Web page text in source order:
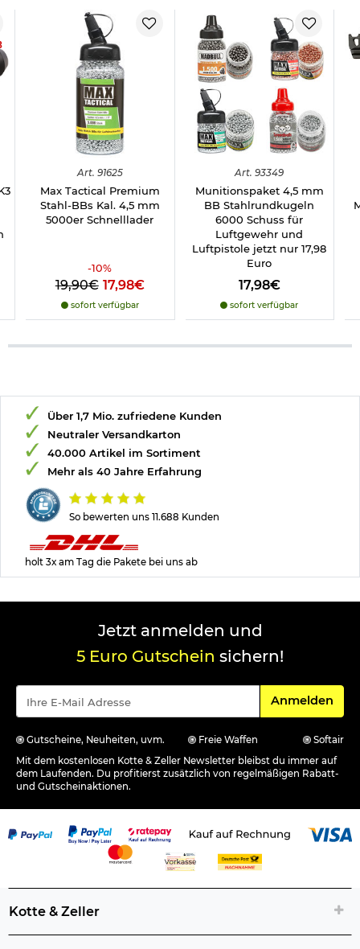
Art. 91625
Max Tactical Premium
Stahl-BBs Kal. 4,5 mm
5000er Schnelllader
-10%
19,90€ 17,98€
sofort verfügbar
Art. 93349
Munitionspaket 4,5 mm
BB Stahlrundkugeln
6000 Schuss für
Luftgewehr und
Luftpistole jetzt nur 17,98
Euro
17,98€
sofort verfügbar
So bewerten uns 11.688 Kunden
Über 1,7 Mio. zufriedene Kunden
Neutraler Versandkarton
40.000 Artikel im Sortiment
Mehr als 40 Jahre Erfahrung
holt 3x am Tag die Pakete bei uns ab
Jetzt anmelden und
5 Euro Gutschein sichern!
Für den
Anmelden
Gutscheine, Neuheiten, uvm. Freie Waffen
Softair
Mit dem kostenlosen Kotte & Zeller Newsletter bleibst du immer auf
dem Laufenden. Du profitierst zusätzlich von regelmäßigen Rabatt-
und Gutscheinaktionen.
Kotte & Zeller